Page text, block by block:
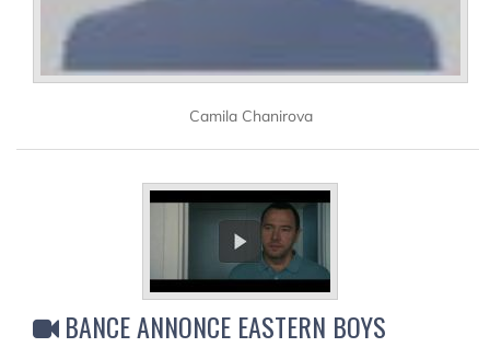
Camila Chanirova
BANCE ANNONCE EASTERN BOYS